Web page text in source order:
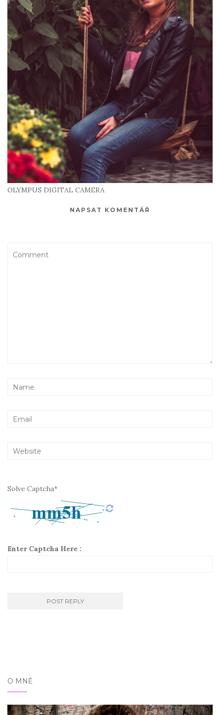
OLYMPUS DIGITAL CAMERA
NAPSAT KOMENTÁŘ
Solve Captcha*
Enter Captcha Here :
O MNĚ